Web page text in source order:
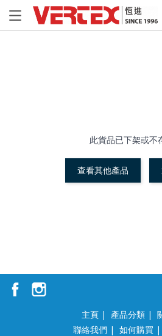
已加入購物車
此貨品已下架或不
查看其他產品
主頁 | 產品分類 |
聯絡我們 | 如何購買 |